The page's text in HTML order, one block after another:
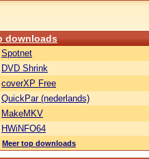
downloads
Spotnet
DVD Shrink
coverXP Free
QuickPar (nederlands)
MakeMKV
HWiNFO64
Meer top downloads